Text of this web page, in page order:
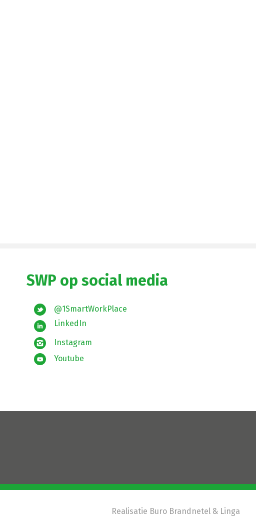
SWP op social media
@1SmartWorkPlace
LinkedIn
Instagram
Youtube
Realisatie Buro Brandnetel & Linga